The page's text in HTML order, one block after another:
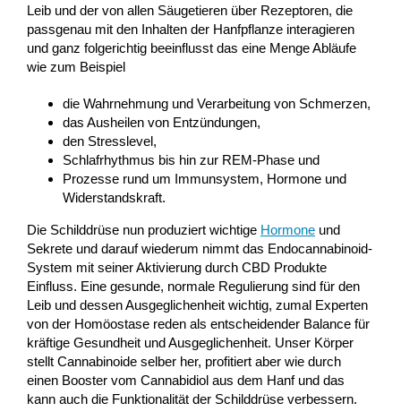
Leib und der von allen Säugetieren über Rezeptoren, die
passgenau mit den Inhalten der Hanfpflanze interagieren
und ganz folgerichtig beeinflusst das eine Menge Abläufe
wie zum Beispiel
die Wahrnehmung und Verarbeitung von Schmerzen,
das Ausheilen von Entzündungen,
den Stresslevel,
Schlafrhythmus bis hin zur REM-Phase und
Prozesse rund um Immunsystem, Hormone und
Widerstandskraft.
Die Schilddrüse nun produziert wichtige Hormoneund
Sekrete und darauf wiederum nimmt das Endocannabinoid-
System mit seiner Aktivierung durch CBD Produkte
Einfluss. Eine gesunde, normale Regulierung sind für den
Leib und dessen Ausgeglichenheit wichtig, zumal Experten
von der Homöostase reden als entscheidender Balance für
kräftige Gesundheit und Ausgeglichenheit. Unser Körper
stellt Cannabinoide selber her, profitiert aber wie durch
einen Booster vom Cannabidiol aus dem Hanf und das
kann auch die Funktionalität der Schilddrüse verbessern.